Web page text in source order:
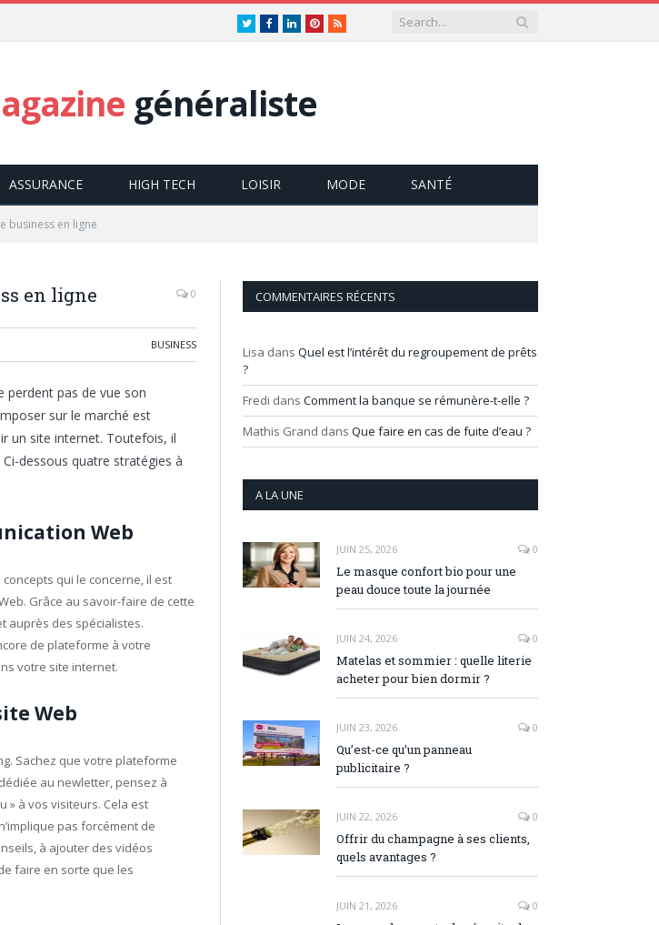
TwitterFacebookLinkedInPinterest
RSS
généraliste
ASSURANCE HIGH TECH LOISIR MODE SANTÉ
business en ligne
en ligne 0
BUSINESS
perdent pas de vue son
sur le marché est
un site internet. Toutefois, il
dessous quatre stratégies à
Web
qui le concerne, il est
Grâce au savoir-faire de cette
auprès des spécialistes.
de plateforme à votre
votre site internet.
Web
Sachez que votre plateforme
au newletter, pensez à
» à vos visiteurs. Cela est
pas forcément de
à ajouter des vidéos
faire en sorte que les
COMMENTAIRES RÉCENTS
Lisa dans Quel est l’intérêt du regroupement de prêts
?
Fredi dans Comment la banque se rémunère-t-elle ?
Mathis Grand dans Que faire en cas de fuite d’eau ?
A LA UNE
JUIN 25, 2026 0
Le masque confort bio pour une
peau douce toute la journée
JUIN 24, 2026 0
Matelas et sommier : quelle literie
acheter pour bien dormir ?
JUIN 23, 2026 0
Qu’est-ce qu’un panneau
publicitaire ?
JUIN 22, 2026 0
Offrir du champagne à ses clients,
quels avantages ?
JUIN 21, 2026 0